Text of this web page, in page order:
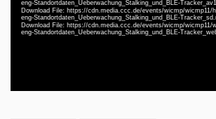
eng-Standortdaten_Ueberwachung_Stalking_und_BLE-
Download File: https://cdn.media.ccc.de/events/wicmp/wicmp11/
eng-Standortdaten_Ueberwachung_Stalking_und_BLE-
Download File: https://cdn.media.ccc.de/events/wicmp/wicmp11/
eng-Standortdaten_Ueberwachung_Stalking_und_BLE-
deu-eng 1080p
deu-eng 576p (mp4)